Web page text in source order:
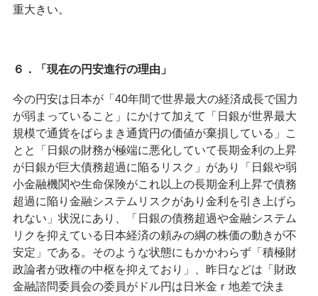
重大きい。
６．「現在の円安進行の理由」
今の円安は日本が「40年間で世界最大の経済成長で国力
が弱まっていること」にかけて加えて「日銀が世界最大
規模で通貨をばらまき通貨円の価値が棄損している」こ
とと「日銀の財務が極端に悪化していて長期金利の上昇
が日銀が巨大債務超過に陥るリスク」があり「日銀や弱
小金融機関や生命保険がこれ以上の長期金利上昇で債務
超過に陥り金融システムリスクがあり金利を引き上げら
れない」状況にあり、「日銀の債務超過や金融システム
リクを抑えている日本経済の頼みの綱の株価の動きが不
安定」である。そのような状態にもかかわらず「積極財
政論者が政権の中枢を抑えており」、昨日などは「財政
金融諮問委員会の委員がドル円は日米金ｒ地差で決ま